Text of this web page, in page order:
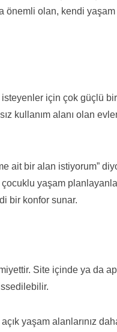
önemli olan, kendi yaşam
için çok güçlü
kullanım alanı olan
ait bir alan istiyorum”
yaşam
bir konfor sunar.
Site içinde ya da
yaşam alanlarınız